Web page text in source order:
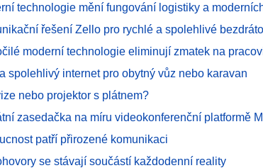
technologie mění fungování logistiky a
řešení Zello pro rychlé a spolehlivé
moderní technologie eliminují zmatek na
spolehlivý internet pro obytný vůz nebo karavan
nebo projektor s plátnem?
zasedačka na míru videokonferenční platformě
patří přirozené komunikaci
se stávají součástí každodenní reality